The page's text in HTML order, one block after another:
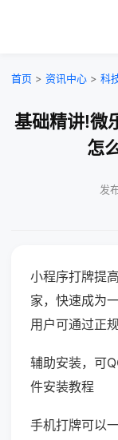
首页 > 资讯中心 > 科
基础精讲!微
怎
发
小程序打牌提
家，快速成为
用户可通过正
辅助安装，可
件安装教程
手机打牌可以